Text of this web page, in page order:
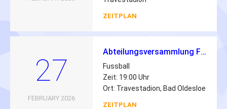
ZEITPLAN
27
FEBRUARY 2026
Abteilungsversammlung Fussball 2026
Fussball
Zeit: 19:00 Uhr
Ort: Travestadion, Bad Oldesloe
ZEITPLAN